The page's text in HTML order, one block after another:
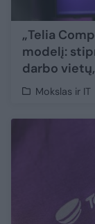
„Telia
modelį:
darbo
Mokslas ir IT